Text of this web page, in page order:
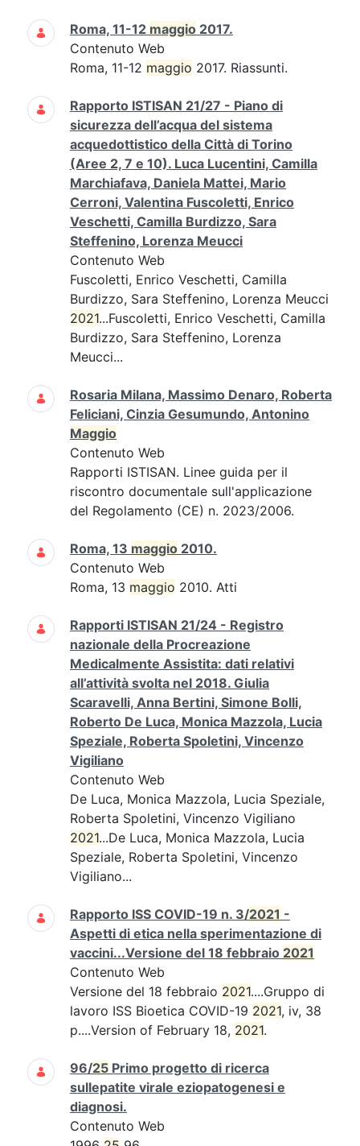
Roma, 11-12 maggio 2017.
Contenuto Web
Roma, 11-12 maggio 2017. Riassunti.
Rapporto ISTISAN 21/27 - Piano di
sicurezza dell’acqua del sistema
acquedottistico della Città di Torino
(Aree 2, 7 e 10). Luca Lucentini, Camilla
Marchiafava, Daniela Mattei, Mario
Cerroni, Valentina Fuscoletti, Enrico
Veschetti, Camilla Burdizzo, Sara
Steffenino, Lorenza Meucci
Contenuto Web
Fuscoletti, Enrico Veschetti, Camilla
Burdizzo, Sara Steffenino, Lorenza Meucci
2021...Fuscoletti, Enrico Veschetti, Camilla
Burdizzo, Sara Steffenino, Lorenza
Meucci...
Rosaria Milana, Massimo Denaro, Roberta
Feliciani, Cinzia Gesumundo, Antonino
Maggio
Contenuto Web
Rapporti ISTISAN. Linee guida per il
riscontro documentale sull'applicazione
del Regolamento (CE) n. 2023/2006.
Roma, 13 maggio 2010.
Contenuto Web
Roma, 13 maggio 2010. Atti
Rapporti ISTISAN 21/24 - Registro
nazionale della Procreazione
Medicalmente Assistita: dati relativi
all’attività svolta nel 2018. Giulia
Scaravelli, Anna Bertini, Simone Bolli,
Roberto De Luca, Monica Mazzola, Lucia
Speziale, Roberta Spoletini, Vincenzo
Vigiliano
Contenuto Web
De Luca, Monica Mazzola, Lucia Speziale,
Roberta Spoletini, Vincenzo Vigiliano
2021...De Luca, Monica Mazzola, Lucia
Speziale, Roberta Spoletini, Vincenzo
Vigiliano...
Rapporto ISS COVID-19 n. 3/2021 -
Aspetti di etica nella sperimentazione di
vaccini...Versione del 18 febbraio 2021
Contenuto Web
Versione del 18 febbraio 2021....Gruppo di
lavoro ISS Bioetica COVID-19 2021, iv, 38
p....Version of February 18, 2021.
96/25 Primo progetto di ricerca
sullepatite virale eziopatogenesi e
diagnosi.
Contenuto Web